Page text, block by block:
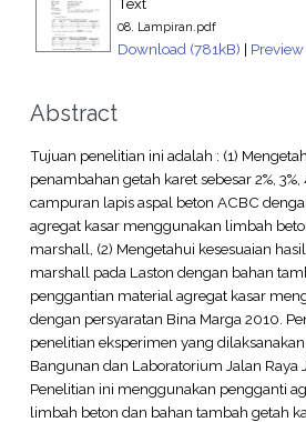
08. Lampiran.pdf
Download (781kB) | Preview
Abstract
Tujuan penelitian ini adalah : (1)
penambahan getah karet sebesar 2%, 3%,
campuran lapis aspal beton ACBC
agregat kasar menggunakan limbah
marshall, (2) Mengetahui kesesuaian
marshall pada Laston dengan bahan
penggantian material agregat kasar
dengan persyaratan Bina Marga 2010.
penelitian eksperimen yang
Bangunan dan Laboratorium Jalan Raya
Penelitian ini menggunakan pengganti
limbah beton dan bahan tambah getah